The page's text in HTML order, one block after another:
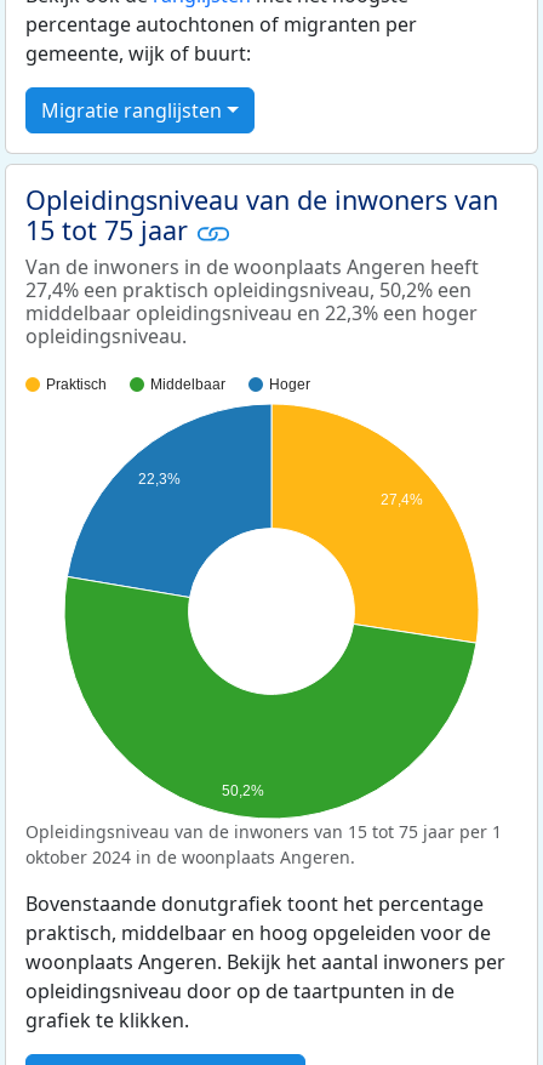
percentage autochtonen of migranten per
gemeente, wijk of buurt:
Migratie ranglijsten
Opleidingsniveau van de inwoners van
15 tot 75 jaar
Van de inwoners in de woonplaats Angeren heeft
27,4% een praktisch opleidingsniveau, 50,2% een
middelbaar opleidingsniveau en 22,3% een hoger
opleidingsniveau.
Praktisch Middelbaar Hoger
27,4%
22,3%
50,2%
Opleidingsniveau van de inwoners van 15 tot 75 jaar per 1
oktober 2024 in de woonplaats Angeren.
Bovenstaande donutgrafiek toont het percentage
praktisch, middelbaar en hoog opgeleiden voor de
woonplaats Angeren. Bekijk het aantal inwoners per
opleidingsniveau door op de taartpunten in de
grafiek te klikken.